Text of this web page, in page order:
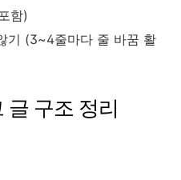
함)
기 (3~4줄마다 줄 바꿈 활
글 구조 정리